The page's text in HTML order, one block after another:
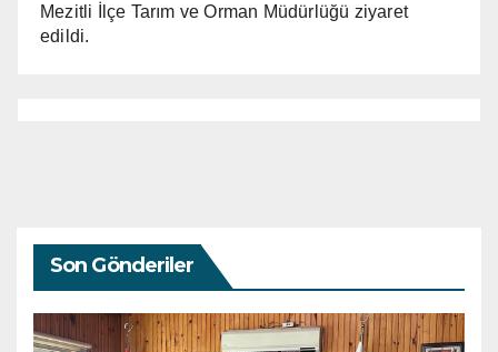
Mezitli İlçe Tarım ve Orman Müdürlüğü ziyaret
edildi.
Son Gönderiler